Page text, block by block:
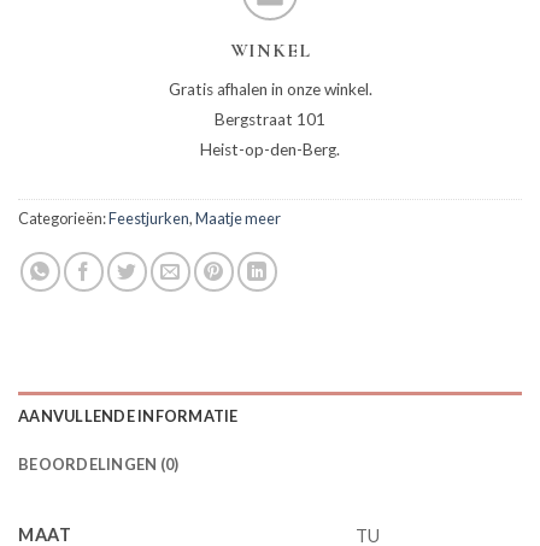
WINKEL
Gratis afhalen in onze winkel.
Bergstraat 101
Heist-op-den-Berg.
Categorieën:Feestjurken,Maatje meer
AANVULLENDE INFORMATIE
BEOORDELINGEN (0)
MAAT TU